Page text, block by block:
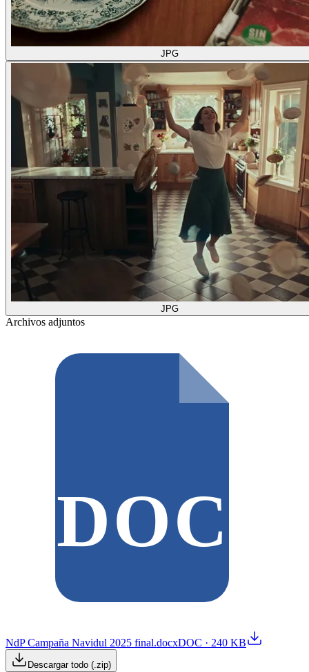
JPG
JPG
Archivos adjuntos
DOC
NdP Campaña Navidul 2025 final.docxDOC · 240 KB
Descargar todo (.zip)